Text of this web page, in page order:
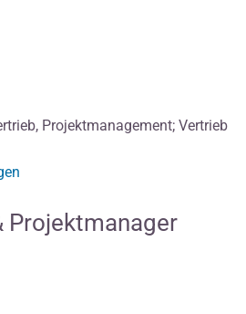
Projektmanagement; Vertrieb
Projektmanager